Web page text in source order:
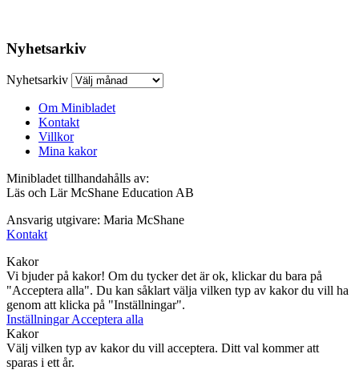
Nyhetsarkiv
Nyhetsarkiv
Om Minibladet
Kontakt
Villkor
Mina kakor
Minibladet tillhandahålls av:
Läs och Lär McShane Education AB
Ansvarig utgivare: Maria McShane
Kontakt
Kakor
Vi bjuder på kakor! Om du tycker det är ok, klickar du bara på
"Acceptera alla". Du kan såklart välja vilken typ av kakor du vill ha
genom att klicka på "Inställningar".
InställningarAcceptera alla
Kakor
Välj vilken typ av kakor du vill acceptera. Ditt val kommer att
sparas i ett år.